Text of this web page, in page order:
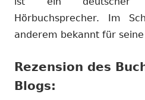
Hörbuchsprecher. Im
anderem bekannt für
Rezension des
Blogs: